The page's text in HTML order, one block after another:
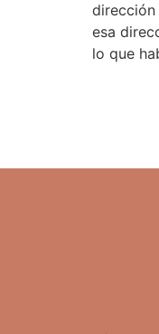
dirección
esa
lo que